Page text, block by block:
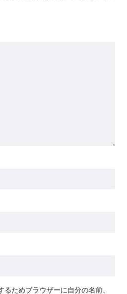
るためブラウザーに自分の名前、